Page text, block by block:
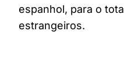
espanhol, para o
estrangeiros.